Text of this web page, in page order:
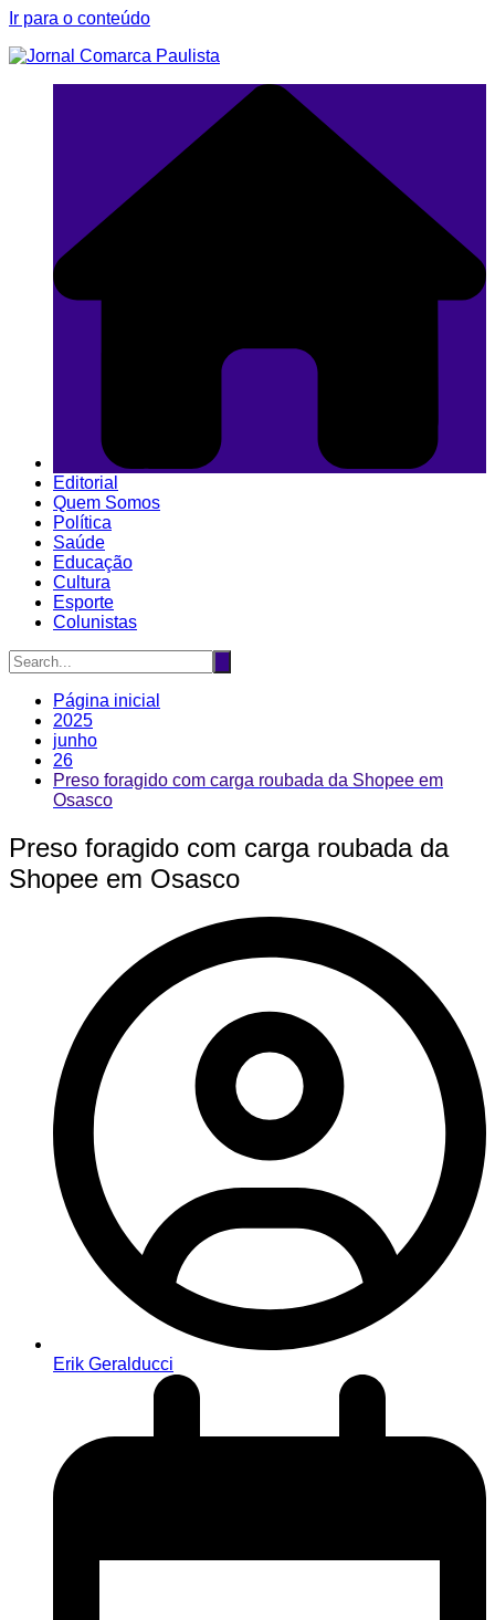
Ir para o conteúdo
Editorial
Quem Somos
Política
Saúde
Educação
Cultura
Esporte
Colunistas
Página inicial
2025
junho
26
Preso foragido com carga roubada da Shopee em
Osasco
Preso foragido com carga roubada da
Shopee em Osasco
Erik Geralducci